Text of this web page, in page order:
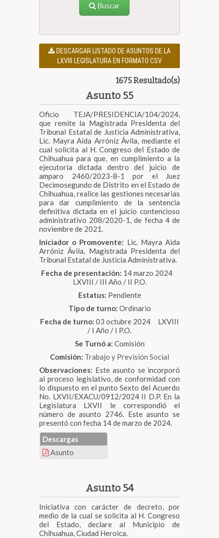
Buscar
DESCARGAR LISTADO DE ASUNTOS DE LA
LXVIII LEGISLATURA EN FORMATO CSV
1675 Resultado(s)
Asunto 55
Oficio TEJA/PRESIDENCIA/104/2024,
que remite la Magistrada Presidenta del
Tribunal Estatal de Justicia Administrativa,
Lic. Mayra Aida Arróniz Ávila, mediante el
cual solicita al H. Congreso del Estado de
Chihuahua para que, en cumplimiento a la
ejecutoria dictada dentro del juicio de
amparo 2460/2023-8-1 por el Juez
Decimosegundo de Distrito en el Estado de
Chihuahua, realice las gestiones necesarias
para dar cumplimiento de la sentencia
definitiva dictada en el juicio contencioso
administrativo 208/2020-1, de fecha 4 de
noviembre de 2021.
Iniciador o Promovente: Lic. Mayra Aida
Arróniz Ávila, Magistrada Presidenta del
Tribunal Estatal de Justicia Administrativa.
Fecha de presentación: 14 marzo 2024
LXVIII / III Año / II P.O.
Estatus: Pendiente
Tipo de turno: Ordinario
Fecha de turno: 03 octubre 2024 LXVIII
/ I Año / I P.O.
Se Turnó a: Comisión
Comisión: Trabajo y Previsión Social
Observaciones: Este asunto se incorporó
al proceso legislativo, de conformidad con
lo dispuesto en el punto Sexto del Acuerdo
No. LXVII/EXACU/0912/2024 II D.P. En la
Legislatura LXVII le correspondió el
número de asunto 2746. Este asunto se
presentó con fecha 14 de marzo de 2024.
Descargas
Asunto
Asunto 54
Iniciativa con carácter de decreto, por
medio de la cual se solicita al H. Congreso
del Estado, declare al Municipio de
Chihuahua, Ciudad Heroica.